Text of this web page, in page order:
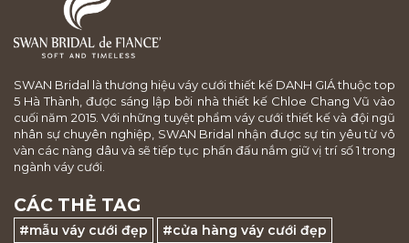
SWAN Bridal là thương hiệu váy cưới thiết kế DANH GIÁ thuộc top
5 Hà Thành, được sáng lập bởi nhà thiết kế Chloe Chang Vũ vào
cuối năm 2015. Với những tuyệt phẩm váy cưới thiết kế và đội ngũ
nhân sự chuyên nghiệp, SWAN Bridal nhận được sự tin yêu từ vô
vàn các nàng dâu và sẽ tiếp tục phấn đấu nắm giữ vị trí số 1 trong
ngành váy cưới.
CÁC THẺ TAG
#mẫu váy cưới đẹp
#cửa hàng váy cưới đẹp